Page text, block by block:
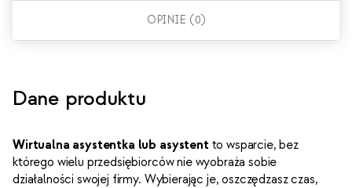
OPINIE (0)
Dane produktu
Wirtualna asystentka lub asystent to wsparcie, bez
którego wielu przedsiębiorców nie wyobraża sobie
działalności swojej firmy. Wybierając je, oszczędzasz czas,